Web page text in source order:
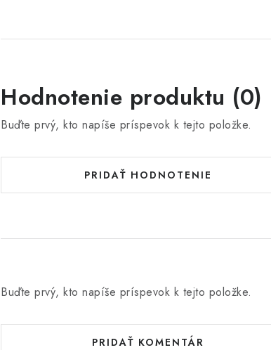
Hodnotenie produktu (0)
Buďte prvý, kto napíše príspevok k tejto položke.
PRIDAŤ HODNOTENIE
Buďte prvý, kto napíše príspevok k tejto položke.
PRIDAŤ KOMENTÁR